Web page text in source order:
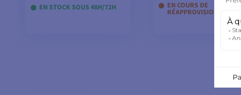
EN STOCK SOUS 48H/72H EN COURS DE
RÉAPPROVISIONNEMENT